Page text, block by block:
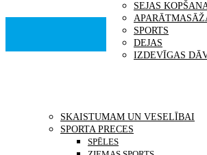
SEJAS
SPORTS
DEJAS
IZDEVĪGAS
SKAISTUMAM UN VESELĪBAI
SPORTA PRECES
SPĒLES